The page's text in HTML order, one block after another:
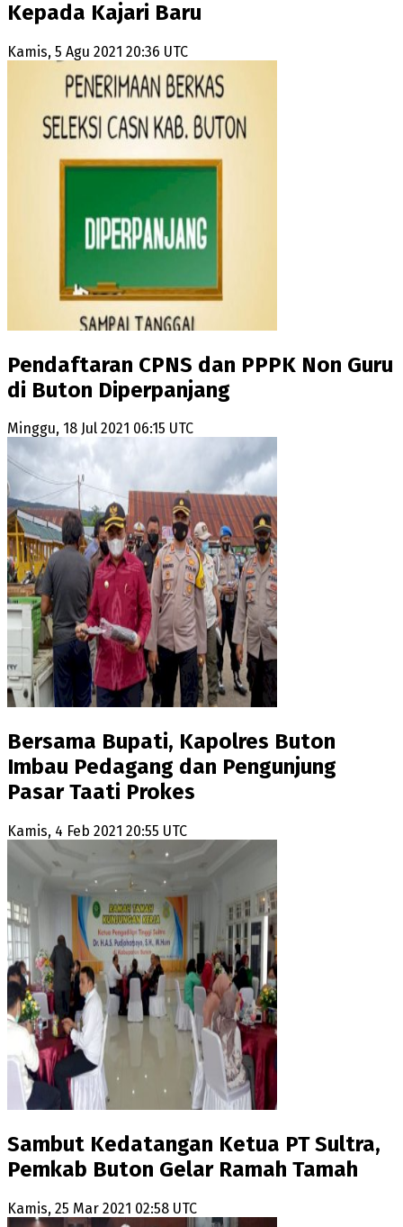
Kepada Kajari Baru
Kamis, 5 Agu 2021 20:36 UTC
Pendaftaran CPNS dan PPPK Non Guru
di Buton Diperpanjang
Minggu, 18 Jul 2021 06:15 UTC
Bersama Bupati, Kapolres Buton
Imbau Pedagang dan Pengunjung
Pasar Taati Prokes
Kamis, 4 Feb 2021 20:55 UTC
Sambut Kedatangan Ketua PT Sultra,
Pemkab Buton Gelar Ramah Tamah
Kamis, 25 Mar 2021 02:58 UTC